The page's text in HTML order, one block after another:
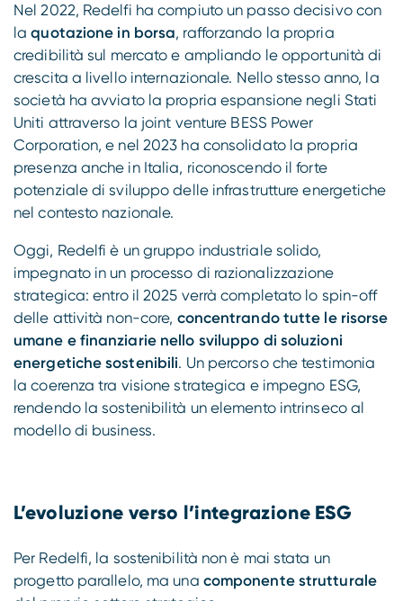
Nel 2022, Redelfi ha compiuto un passo decisivo con
laquotazione in borsa, rafforzando la propria
credibilità sul mercato e ampliando le opportunità di
crescita a livello internazionale. Nello stesso anno, la
società ha avviato la propria espansione negli Stati
Uniti attraverso la joint venture BESS Power
Corporation, e nel 2023 ha consolidato la propria
presenza anche in Italia, riconoscendo il forte
potenziale di sviluppo delle infrastrutture energetiche
nel contesto nazionale.
Oggi, Redelfi è un gruppo industriale solido,
impegnato in un processo di razionalizzazione
strategica: entro il 2025 verrà completato lo spin-off
delle attività non-core, concentrando tutte le risorse
umane e finanziarie nello sviluppo di soluzioni
energetiche sostenibili. Un percorso che testimonia
la coerenza tra visione strategica e impegno ESG,
rendendo la sostenibilità un elemento intrinseco al
modello di business.
L’evoluzione verso l’integrazione ESG
Per Redelfi, la sostenibilità non è mai stata un
progetto parallelo, ma una componente strutturale